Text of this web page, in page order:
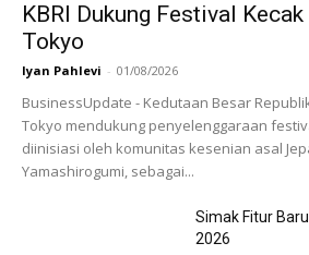
KBRI Dukung Festival
Tokyo
Iyan Pahlevi - 01/08/2026
BusinessUpdate - Kedutaan Besar
Tokyo mendukung penyelenggaraan
diinisiasi oleh komunitas kesenian asal
Yamashirogumi, sebagai...
Simak Fitur
2026